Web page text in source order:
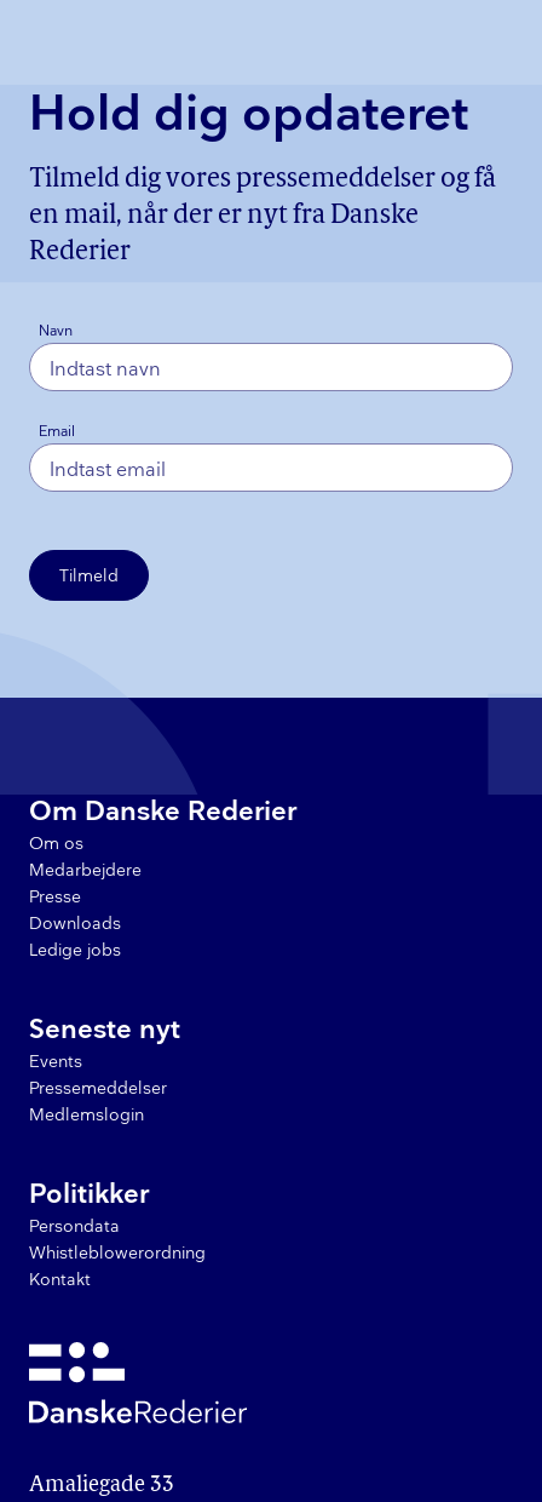
Hold dig opdateret
Tilmeld dig vores pressemeddelser og få
en mail, når der er nyt fra Danske
Rederier
Navn
Email
Tilmeld
Amaliegade 33
Om Danske Rederier
Om os
Medarbejdere
Presse
Downloads
Ledige jobs
Seneste nyt
Events
Pressemeddelser
Medlemslogin
Politikker
Persondata
Whistleblowerordning
Kontakt